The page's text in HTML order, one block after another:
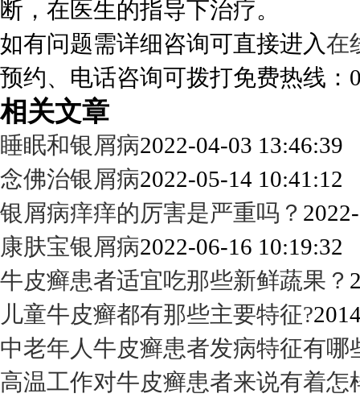
断，在医生的指导下治疗。
如有问题需详细咨询可直接进入在
预约、电话咨询可拨打免费热线：
相关文章
睡眠和银屑病2022-04-03 13:46:39
念佛治银屑病2022-05-14 10:41:12
银屑病痒痒的厉害是严重吗？
康肤宝银屑病2022-06-16 10:19:32
牛皮癣患者适宜吃那些新鲜蔬果？
儿童牛皮癣都有那些主要特征?
中老年人牛皮癣患者发病特征有哪
高温工作对牛皮癣患者来说有着怎